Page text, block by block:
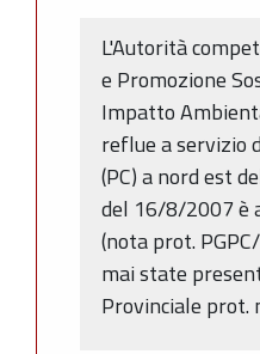
L'Autorità
e Promozione
Impatto
reflue a servizio
(PC) a nord est
del 16/8/2007 è
(nota prot.
mai state
Provinciale